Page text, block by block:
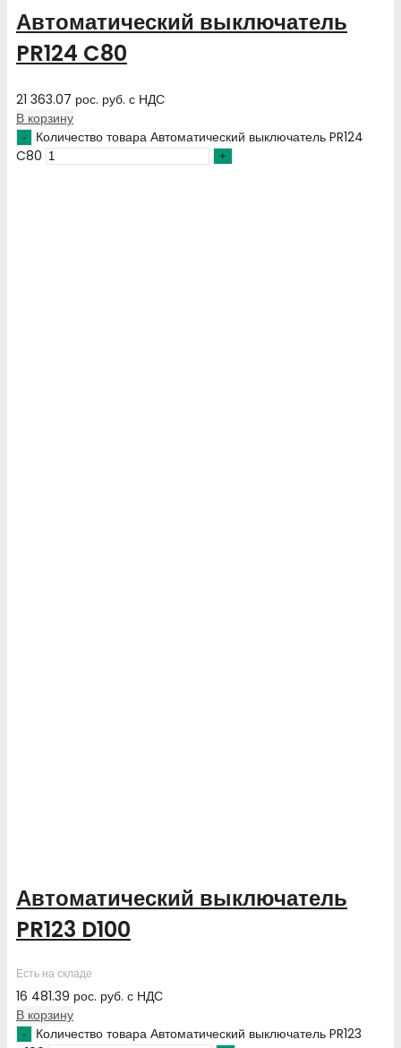
Автоматический выключатель
PR124 C80
21 363.07 рос. руб. с НДС
В корзину
Количество товара Автоматический выключатель PR124
C80
Автоматический выключатель
PR123 D100
Есть на складе
16 481.39 рос. руб. с НДС
В корзину
Количество товара Автоматический выключатель PR123